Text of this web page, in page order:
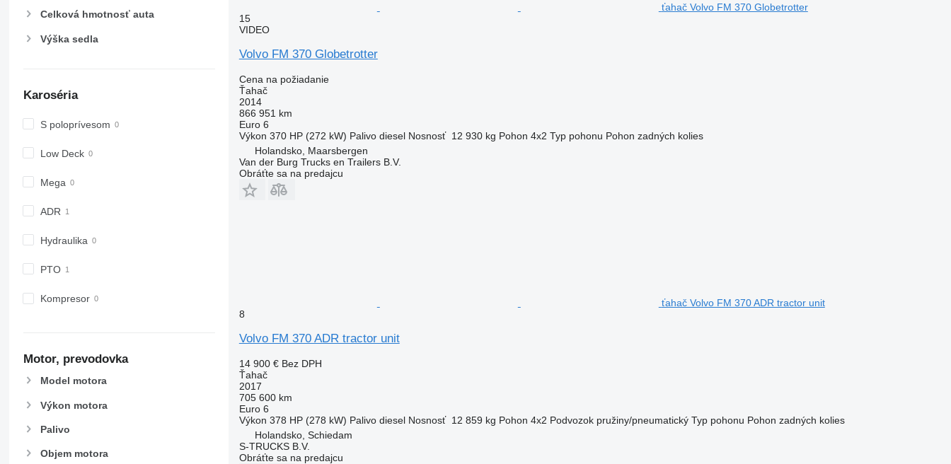
Celková hmotnosť auta
Výška sedla
Karoséria
S poloprívesom
Low Deck
Mega
ADR
Hydraulika
PTO
Kompresor
Motor, prevodovka
Model motora
Výkon motora
Palivo
Objem motora
ťahač Volvo FM 370 Globetrotter
15
VIDEO
Volvo FM 370 Globetrotter
Cena na požiadanie
Ťahač
2014
866 951 km
Euro 6
Výkon 370 HP (272 kW) Palivo diesel Nosnosť 12 930 kg Pohon 4x2 Typ pohonu Pohon zadných kolies
Holandsko, Maarsbergen
Van der Burg Trucks en Trailers B.V.
Obráťte sa na predajcu
ťahač Volvo FM 370 ADR tractor unit
8
Volvo FM 370 ADR tractor unit
14 900 € Bez DPH
Ťahač
2017
705 600 km
Euro 6
Výkon 378 HP (278 kW) Palivo diesel Nosnosť 12 859 kg Pohon 4x2 Podvozok pružiny/pneumatický Typ pohonu Pohon zadných kolies
Holandsko, Schiedam
S-TRUCKS B.V.
Obráťte sa na predajcu